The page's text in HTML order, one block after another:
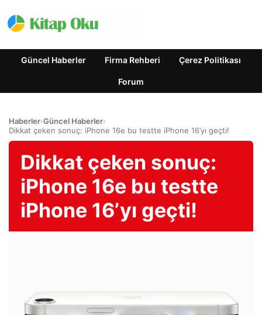
Güncel Haberler Firma Rehberi Çerez Politikası
Forum
Haberler›Güncel Haberler›
Dikkat çeken sonuç: iPhone 16e bu testte iPhone 16’yı geçti!
Dikkat çeken sonuç:
iPhone 16e bu testte
iPhone 16’yı geçti!